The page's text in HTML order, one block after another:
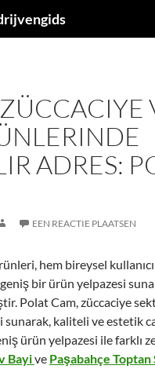
ADRES:
EEN REACTIE PLAATSEN
hem bireysel
bir ürün yelpazesi
Polat Cam, züccaciye
sunarak, kaliteli ve estetik
ürün yelpazesi ile farklı
Bayive Paşabahçe Toptan